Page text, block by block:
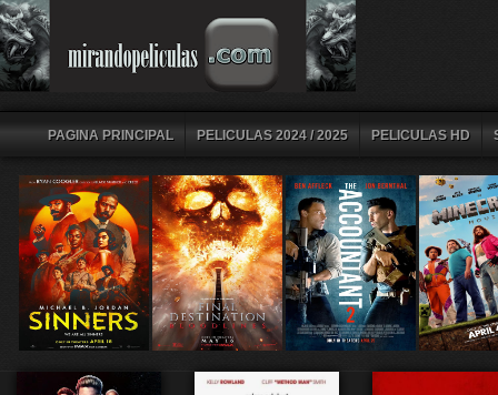
PAGINA PRINCIPAL PELICULAS 2024 / 2025 PELICULAS HD